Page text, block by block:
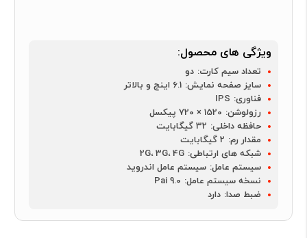
ویژگی های محصول:
تعداد سیم کارت: دو
سایز صفحه نمایش: 6.1 اینچ و بالاتر
فناوری: IPS
رزولوشن: 1520 × 720 پیکسل
حافظه داخلی: 32 گیگابایت
مقدار رم: 2 گيگابايت
شبکه های ارتباطی: 2G، 3G، 4G
سیستم عامل: سیستم عامل اندروید
نسخه سیستم عامل: Pai 9.0
ضبط صدا: دارد